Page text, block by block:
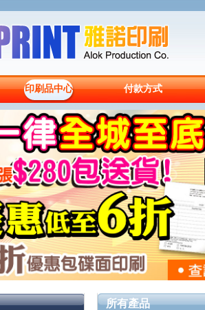
印刷品中心 付款方式
所有產品